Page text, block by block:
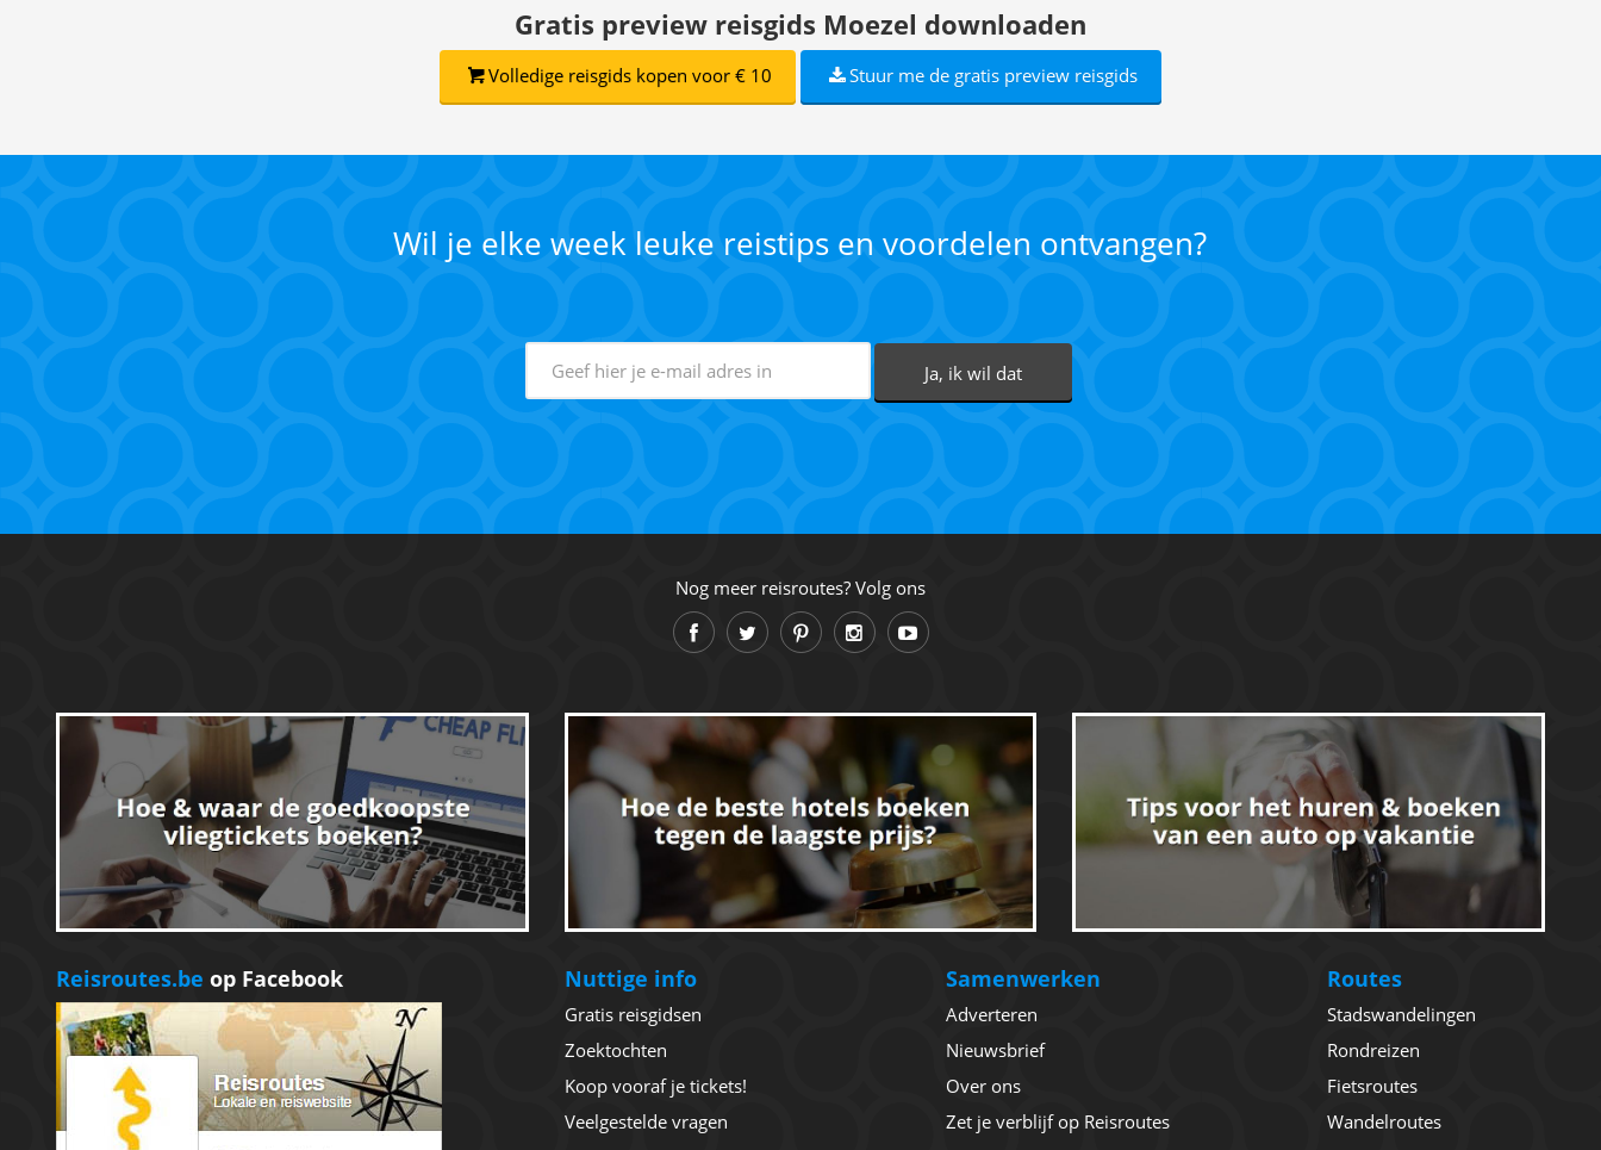
Gratis preview reisgids Moezel downloaden
Volledige reisgids kopen voor € 10 Stuur me de gratis preview reisgids
Wil je elke week leuke reistips en voordelen ontvangen?
Nog meer reisroutes? Volg ons
Reisroutes.be op Facebook Nuttige info
Gratis reisgidsen
Zoektochten
Koop vooraf je tickets!
Veelgestelde vragen
Samenwerken
Adverteren
Nieuwsbrief
Over ons
Zet je verblijf op Reisroutes
Routes
Stadswandelingen
Rondreizen
Fietsroutes
Wandelroutes